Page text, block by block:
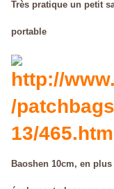
Très pratique un petit
portable
http://
/
13/
Baoshen 10cm, en